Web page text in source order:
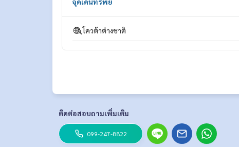
=================================
โควต้าต่างชาติ
ติดต่อสอบถามเพิ่มเติม
099-247-8822